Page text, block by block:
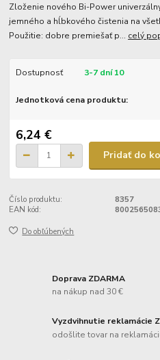
Zloženie nového Bi-Power
jemného a hĺbkového čistenia na
Použitie: dobre premiešať p... celý
Dostupnosť 3-7 dní 10
Jednotková cena produktu:
6,24 €
Pridať do
Číslo produktu:
8357
EAN kód:
Do obľúbených
Doprava ZDARMA
na nákup nad 30 €
Vyzdvihnutie reklamácie
odošlite tovar na